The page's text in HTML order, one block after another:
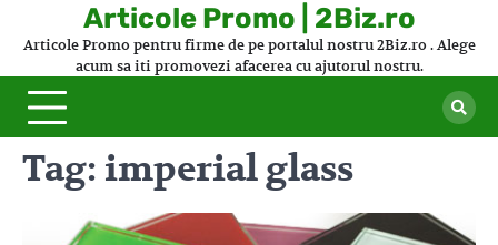
Articole Promo | 2Biz.ro
Articole Promo pentru firme de pe portalul nostru 2Biz.ro . Alege
acum sa iti promovezi afacerea cu ajutorul nostru.
Tag: imperial glass